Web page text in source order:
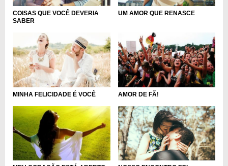
COISAS QUE VOCÊ DEVERIA
SABER
UM AMOR QUE RENASCE
MINHA FELICIDADE É VOCÊ AMOR DE FÃ!